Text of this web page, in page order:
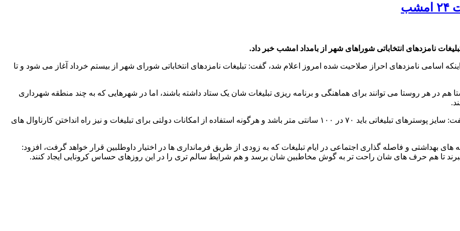
نامزدهای انتخاباتی شوراهای شهر از بامداد امشب خبر داد.
اسامی نامزدهای احراز صلاحیت شده امروز اعلام شد، گفت: تبلیغات نامزدهای انتخاباتی شورای شهر از بیستم خرداد آغاز می شود و تا
در هر روستا می توانند برای هماهنگی و برنامه ریزی تبلیغات شان یک ستاد داشته باشند، اما در شهرهایی که به چند منطقه شهرداری
حسن نژاد پیرامون شکل تبلیغات نامزدهای شوراهای شهرها هم گفت: سایز پوسترهای تبلیغاتی باید ۷۰ در ۱۰۰ سانتی متر باشد و هرگونه استفاده از امکانات دولتی برای تبلیغات و نیز راه انداختن کارناوال های
های بهداشتی و فاصله گذاری اجتماعی در ایام تبلیغات که به زودی از طریق فرمانداری ها در اختیار داوطلبین قرار خواهد گرفت، افزود:
ببرند تا هم حرف های شان راحت تر به گوش مخاطبین شان برسد و هم شرایط سالم تری را در این روزهای حساس کرونایی ایجاد کنند.